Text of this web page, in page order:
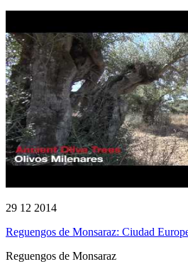
29 12 2014
Reguengos de Monsaraz: Ciudad
Reguengos de Monsaraz